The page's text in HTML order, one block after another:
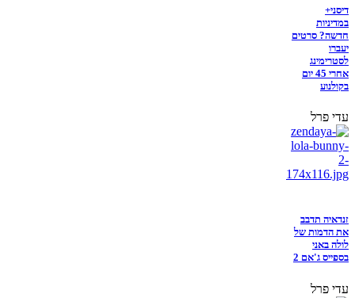
דיסני+
במדיניות
חדשה? סרטים
יעברו
לסטרימינג
אחרי 45 יום
בקולנוע
עדי פרל
זנדאיה תדבב
את הדמות של
לולה באני
בספייס ג'אם 2
עדי פרל